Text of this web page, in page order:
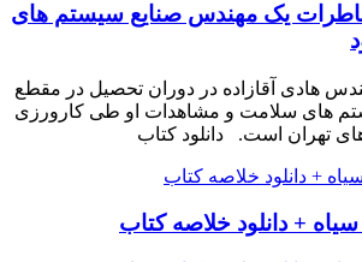
خاطرات یک مهندس صنایع سیستم های
هادی آقازاده در دوران تحصیل در مقطع
های سلامت و مشاهدات او طی کارورزی
تهران است. دانلود کتاب
+ دانلود خلاصه کتاب